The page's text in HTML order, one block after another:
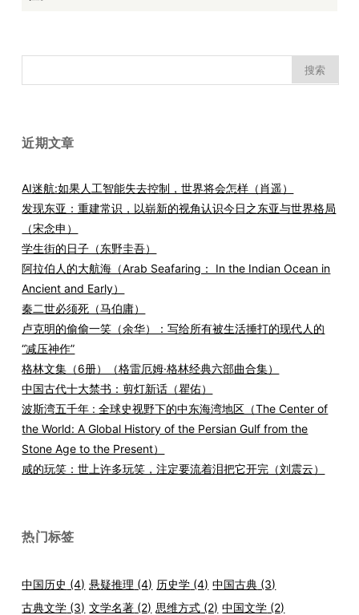
索：
近期文章
AI迷航:如果人工智能失去控制，世界将会怎样（肖遥）
发现东亚：重建常识，以崭新的视角认识今日之东亚与世界格局
（宋念申）
学生街的日子（东野圭吾）
阿拉伯人的大航海（Arab Seafaring： In the Indian Ocean in
Ancient and Early）
秦二世必须死（马伯庸）
卢克明的偷偷一笑（余华）：写给所有被生活捶打的现代人的
“减压神作”
格林文集（6册）（格雷厄姆·格林经典六部曲合集）
中国古代十大禁书：剪灯新话（瞿佑）
波斯湾五千年 : 全球史视野下的中东海湾地区（The Center of
the World: A Global History of the Persian Gulf from the
Stone Age to the Present）
咸的玩笑：世上许多玩笑，注定要流着泪把它开完（刘震云）
热门标签
中国历史 (4) 悬疑推理 (4) 历史学 (4) 中国古典 (3)
古典文学 (3) 文学名著 (2) 思维方式 (2) 中国文学 (2)